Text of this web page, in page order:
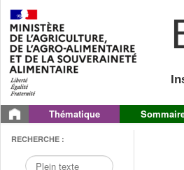
Thématique
RECHERCHE :